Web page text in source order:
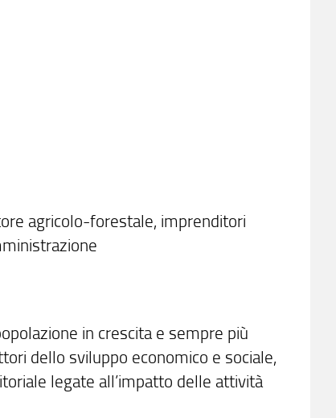
agricolo-forestale, imprenditori
in crescita e sempre più
dello sviluppo economico e sociale,
legate all’impatto delle attività